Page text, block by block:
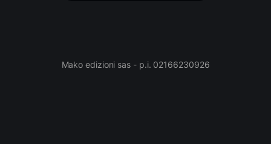
Mako edizioni sas - p.i. 02166230926